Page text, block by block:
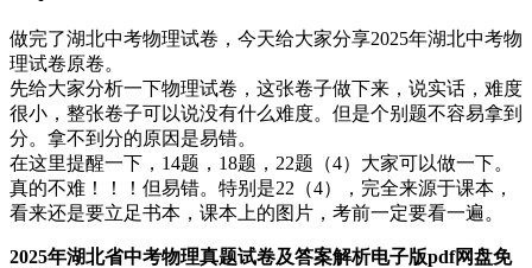
做完了湖北中考物理试卷，今天给大家分享2025年湖北中考物
理试卷原卷。
先给大家分析一下物理试卷，这张卷子做下来，说实话，难度
很小，整张卷子可以说没有什么难度。但是个别题不容易拿到
分。拿不到分的原因是易错。
在这里提醒一下，14题，18题，22题（4）大家可以做一下。
真的不难！！！但易错。特别是22（4），完全来源于课本，
看来还是要立足书本，课本上的图片，考前一定要看一遍。
2025年湖北省中考物理真题试卷及答案解析电子版pdf网盘免